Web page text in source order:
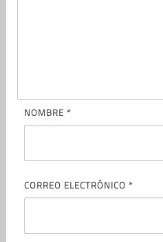
NOMBRE *
CORREO ELECTRÓNICO *